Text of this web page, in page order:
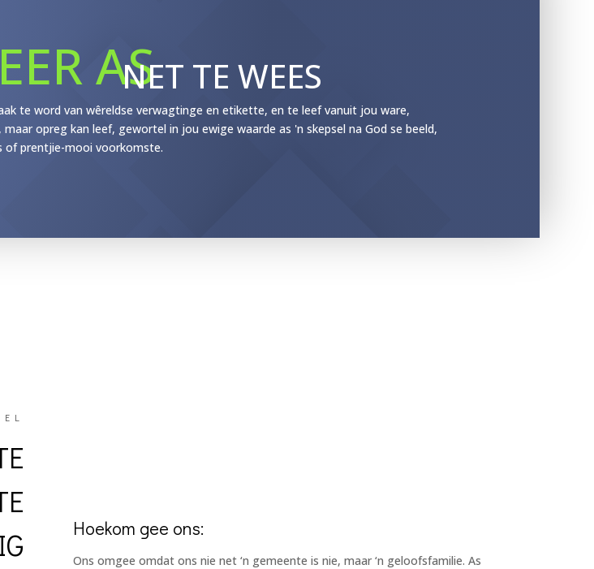
AS
NET TE WEES
te word van wêreldse verwagtinge en etikette, en te leef vanuit jou ware,
opreg kan leef, gewortel in jou ewige waarde as 'n skepsel na God se beeld,
of prentjie-mooi voorkomste.
Hoekom gee ons:
Ons omgee omdat ons nie net ‘n gemeente is nie, maar ‘n geloofsfamilie. As